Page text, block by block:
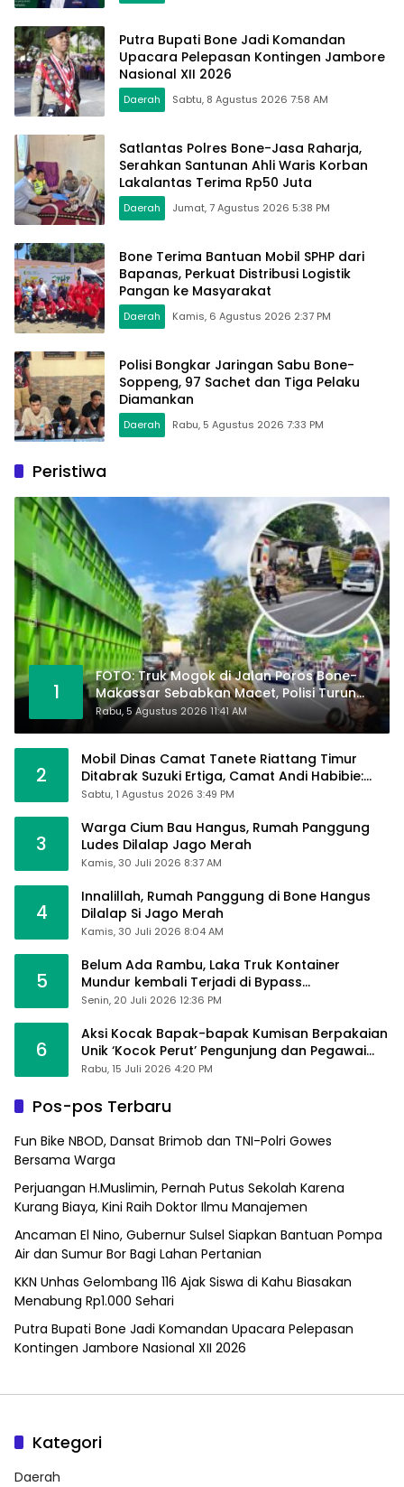
Putra Bupati Bone Jadi Komandan
Upacara Pelepasan Kontingen Jambore
Nasional XII 2026
Daerah Sabtu, 8 Agustus 2026 7:58 AM
Satlantas Polres Bone-Jasa Raharja,
Serahkan Santunan Ahli Waris Korban
Lakalantas Terima Rp50 Juta
Daerah Jumat, 7 Agustus 2026 5:38 PM
Bone Terima Bantuan Mobil SPHP dari
Bapanas, Perkuat Distribusi Logistik
Pangan ke Masyarakat
Daerah Kamis, 6 Agustus 2026 2:37 PM
Polisi Bongkar Jaringan Sabu Bone-
Soppeng, 97 Sachet dan Tiga Pelaku
Diamankan
Daerah Rabu, 5 Agustus 2026 7:33 PM
Peristiwa
1
FOTO: Truk Mogok di Jalan Poros Bone-
Makassar Sebabkan Macet, Polisi Turun
Tangan
Rabu, 5 Agustus 2026 11:41 AM
2
Mobil Dinas Camat Tanete Riattang Timur
Ditabrak Suzuki Ertiga, Camat Andi Habibie:
Alhamdulillah Saya Baik-Baik Saja
Sabtu, 1 Agustus 2026 3:49 PM
3
Warga Cium Bau Hangus, Rumah Panggung
Ludes Dilalap Jago Merah
Kamis, 30 Juli 2026 8:37 AM
4
Innalillah, Rumah Panggung di Bone Hangus
Dilalap Si Jago Merah
Kamis, 30 Juli 2026 8:04 AM
5
Belum Ada Rambu, Laka Truk Kontainer
Mundur kembali Terjadi di Bypass
Sumpallabbu
Senin, 20 Juli 2026 12:36 PM
6
Aksi Kocak Bapak-bapak Kumisan Berpakaian
Unik ‘Kocok Perut’ Pengunjung dan Pegawai
Alfamart, Ngaku Aktifkan Layar Sentuh Atm
Rabu, 15 Juli 2026 4:20 PM
Pos-pos Terbaru
Fun Bike NBOD, Dansat Brimob dan TNI-Polri Gowes
Bersama Warga
Perjuangan H.Muslimin, Pernah Putus Sekolah Karena
Kurang Biaya, Kini Raih Doktor Ilmu Manajemen
Ancaman El Nino, Gubernur Sulsel Siapkan Bantuan Pompa
Air dan Sumur Bor Bagi Lahan Pertanian
KKN Unhas Gelombang 116 Ajak Siswa di Kahu Biasakan
Menabung Rp1.000 Sehari
Putra Bupati Bone Jadi Komandan Upacara Pelepasan
Kontingen Jambore Nasional XII 2026
Kategori
Daerah